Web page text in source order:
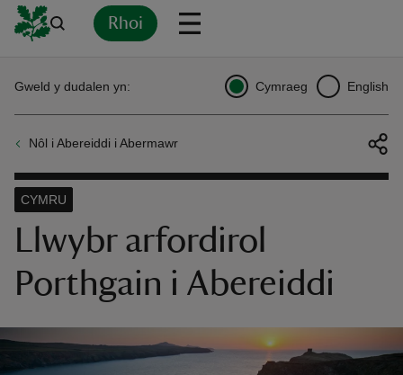
Rhoi
Nôl i Abereiddi i Abermawr
Gweld y dudalen yn: Cymraeg English
Llwybr arfordirol
Porthgain i Abereiddi
CYMRU